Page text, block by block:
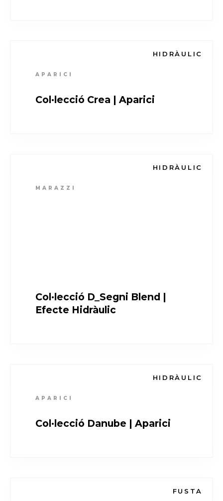
HIDRÀULIC
APARICI
Col·lecció Crea | Aparici
HIDRÀULIC
MARAZZI
Col·lecció D_Segni Blend |
Efecte Hidràulic
HIDRÀULIC
APARICI
Col·lecció Danube | Aparici
FUSTA